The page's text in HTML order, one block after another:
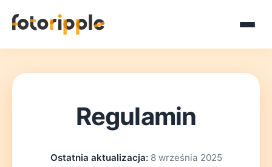
Regulamin
Ostatnia aktualizacja:8 września 2025